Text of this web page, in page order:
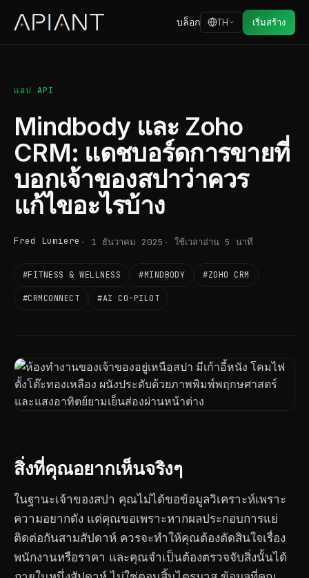
บล็อก TH เริ่มสร้าง
แอป API
Mindbody และ Zoho
CRM: แดชบอร์ดการขายที่
บอกเจ้าของสปาว่าควร
แก้ไขอะไรบ้าง
Fred Lumiere 1 ธันวาคม 2025 ใช้เวลาอ่าน 5 นาที
#FITNESS & WELLNESS #MINDBODY #ZOHO CRM
#CRMCONNECT #AI CO-PILOT
สิ่งที่คุณอยากเห็นจริงๆ
ในฐานะเจ้าของสปา คุณไม่ได้ขอข้อมูลวิเคราะห์เพราะ
ความอยากดัง แต่คุณขอเพราะหากผลประกอบการแย่
ติดต่อกันสามสัปดาห์ ควรจะทำให้คุณต้องตัดสินใจเรื่อง
พนักงานหรือราคา และคุณจำเป็นต้องตรวจจับสิ่งนั้นได้